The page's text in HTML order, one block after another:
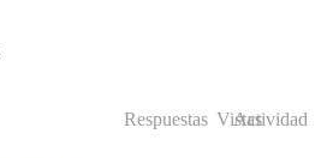
Respuestas Vistas
Actividad